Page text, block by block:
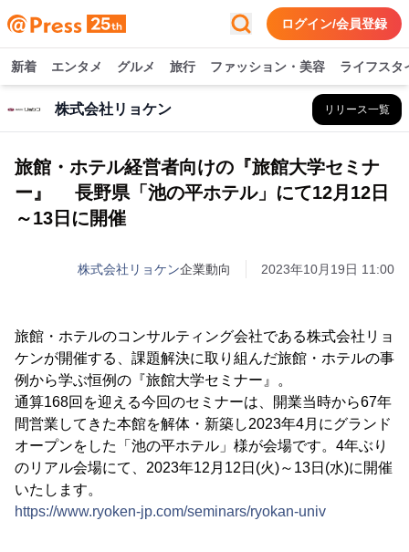
ログイン/会員登録
新着 エンタメ グルメ 旅行 ファッション・美容 ライフスタ
株式会社リョケン リリース一覧
旅館・ホテル経営者向けの『旅館大学セミナ
ー』 長野県「池の平ホテル」にて12月12日
～13日に開催
株式会社リョケン企業動向 2023年10月19日 11:00
旅館・ホテルのコンサルティング会社である株式会社リョ
ケンが開催する、課題解決に取り組んだ旅館・ホテルの事
例から学ぶ恒例の『旅館大学セミナー』。
通算168回を迎える今回のセミナーは、開業当時から67年
間営業してきた本館を解体・新築し2023年4月にグランド
オープンをした「池の平ホテル」様が会場です。4年ぶり
のリアル会場にて、2023年12月12日(火)～13日(水)に開催
いたします。
https://www.ryoken-jp.com/seminars/ryokan-univ